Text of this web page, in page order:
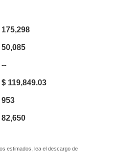
175,298
50,085
--
$ 119,849.03
953
82,650
estimados, lea el descargo de